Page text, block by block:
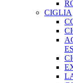
CIGLIA